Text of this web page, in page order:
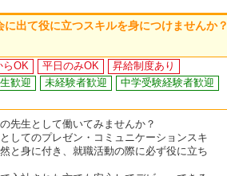
出て役に立つスキルを身につけませんか？
らOK 平日のみOK
昇給制度あり
歓迎 未経験者歓迎
中学受験経験者歓迎
先生として働いてみませんか？
してのプレゼン・コミュニケーションスキ
と身に付き、就職活動の際に必ず役に立ち